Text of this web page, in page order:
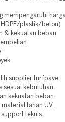
mempengaruhi
plastik/beton)
& kekuatan beban
supplier turfpave:
sesuai kebutuhan.
kekuatan beban.
material tahan UV.
support teknis.